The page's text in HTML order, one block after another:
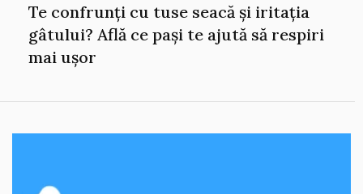
Te confrunți cu tuse seacă și iritația
gâtului? Află ce pași te ajută să respiri
mai ușor